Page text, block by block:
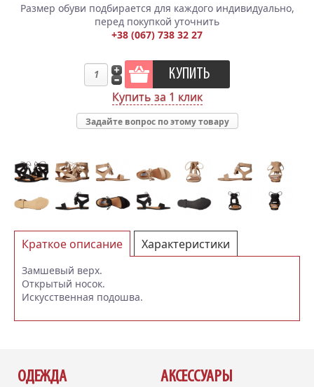
Размер обуви подбирается для каждого индивидуально,
перед покупкой уточнить
+38 (067) 738 32 27
Купить за 1 клик
Задайте вопрос по этому товару
Краткое описание
Замшевый верх.
Открытый носок.
Искусственная подошва.
Характеристики
Отзывы (0)
ОДЕЖДА АКСЕССУАРЫ